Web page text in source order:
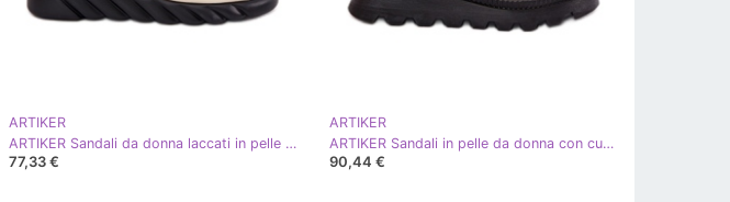
ARTIKER
ARTIKER Sandali da donna laccati in pelle con antico artistirista 56C1567 beige
77,33 €
ARTIKER
ARTIKER Sandali in pelle da donna con cuneo con decorazione artker 56c0109 zlotys d'oro
90,44 €